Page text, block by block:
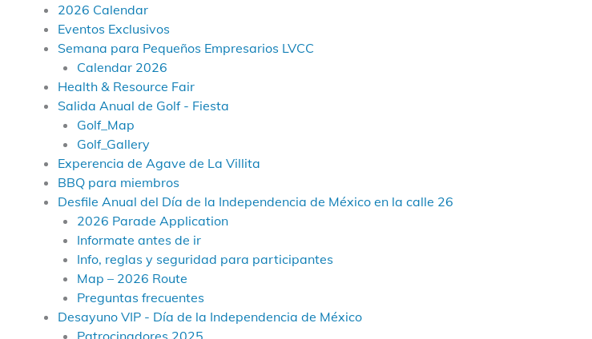
2026 Calendar
Eventos Exclusivos
Semana para Pequeños Empresarios LVCC
Calendar 2026
Health & Resource Fair
Salida Anual de Golf - Fiesta
Golf_Map
Golf_Gallery
Experencia de Agave de La Villita
BBQ para miembros
Desfile Anual del Día de la Independencia de México en la calle 26
2026 Parade Application
Informate antes de ir
Info, reglas y seguridad para participantes
Map – 2026 Route
Preguntas frecuentes
Desayuno VIP - Día de la Independencia de México
Patrocinadores 2025